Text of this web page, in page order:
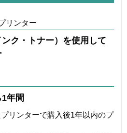
リンター
ク・トナー）を使用して
年間
リンターで購入後1年以内のプ